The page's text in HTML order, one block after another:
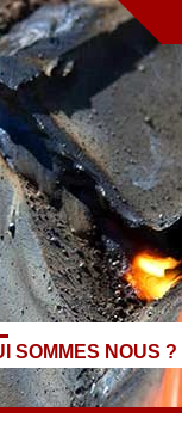
SOMMES NOUS ?